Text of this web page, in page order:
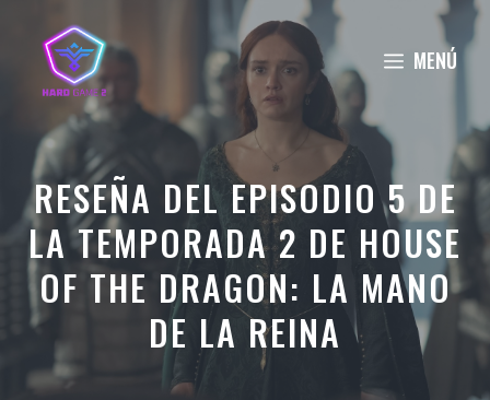
contenido
MENÚ
RESEÑA DEL EPISODIO 5 DE
LA TEMPORADA 2 DE HOUSE
OF THE DRAGON: LA MANO
DE LA REINA